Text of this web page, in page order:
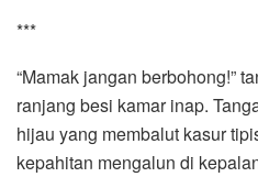
***
“Mamak jangan berbohong!”
ranjang besi kamar inap.
hijau yang membalut kasur
kepahitan mengalun di